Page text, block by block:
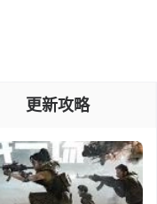
更新攻略